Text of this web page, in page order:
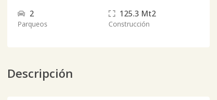
2
Parqueos
125.3 Mt2
Construcción
Descripción